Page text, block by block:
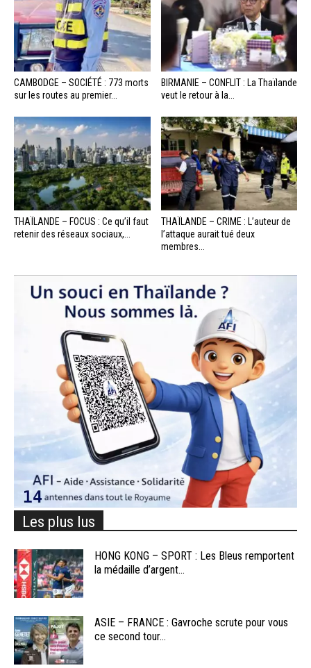
CAMBODGE – SOCIÉTÉ : 773 morts
sur les routes au premier...
BIRMANIE – CONFLIT : La Thaïlande
veut le retour à la...
THAÏLANDE – FOCUS : Ce qu’il faut
retenir des réseaux sociaux,...
THAÏLANDE – CRIME : L’auteur de
l’attaque aurait tué deux
membres...
Les plus lus
HONG KONG – SPORT : Les Bleus remportent
la médaille d’argent...
ASIE – FRANCE : Gavroche scrute pour vous
ce second tour...